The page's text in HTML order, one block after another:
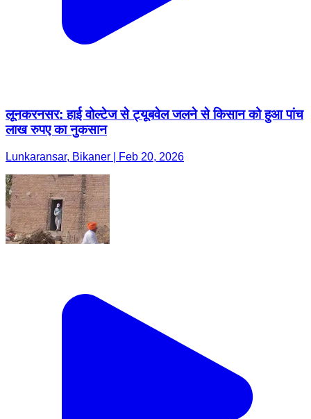
लूनकरनसर: हाई वोल्टेज से ट्यूबवेल जलने से किसान को हुआ पांच
लाख रुपए का नुकसान
Lunkaransar, Bikaner | Feb 20, 2026